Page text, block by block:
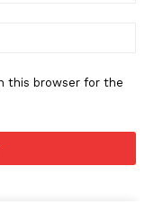
this browser for the